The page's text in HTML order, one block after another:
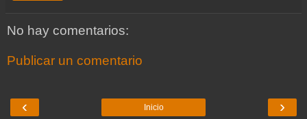
No hay comentarios:
Publicar un comentario
‹ ›
Inicio